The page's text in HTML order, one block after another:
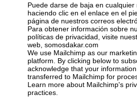
Puede darse de baja en cualquier
haciendo clic en el enlace en el
página de nuestros correos
Para obtener información sobre
políticas de privacidad, visite
web, somosdakar.com
We use Mailchimp as our
platform. By clicking below to
acknowledge that your
transferred to Mailchimp for
Learn more about Mailchimp's
practices.